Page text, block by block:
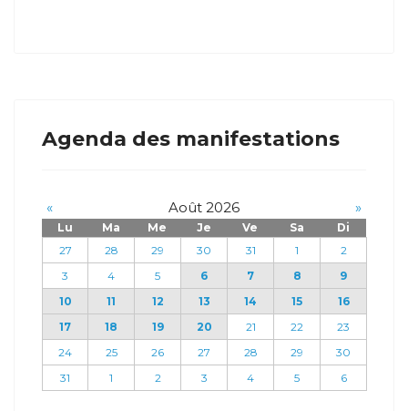
Agenda des manifestations
« Août 2026 »
Lu Ma Me Je Ve Sa
Di
27
28 29 30 31 1
2
3
4 5 6 7 8
9
10
11 12 13 14 15
16
17
18 19 20 21 22
23
24
25 26 27 28 29
30
31
1 2 3 4 5 6